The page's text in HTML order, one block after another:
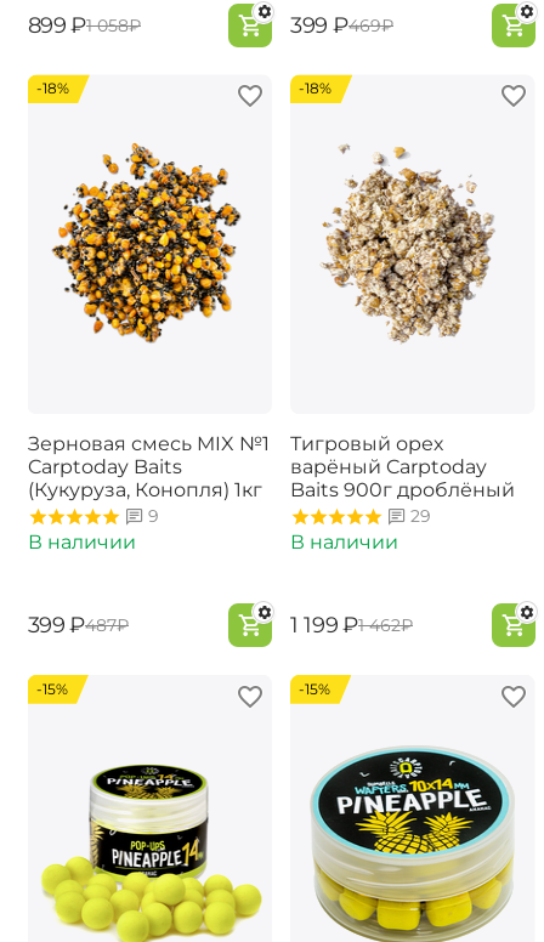
‍899‍ ₽‍1 058‍₽ ‍399‍ ₽‍469‍₽
-18%
Зерновая смесь MIX №1
Carptoday Baits
(Кукуруза, Конопля) 1кг
9
В наличии
‍399‍ ₽‍487‍₽
-18%
Тигровый орех
варёный Carptoday
Baits 900г дроблёный
29
В наличии
‍1 199‍₽‍1 462‍₽
-15% -15%